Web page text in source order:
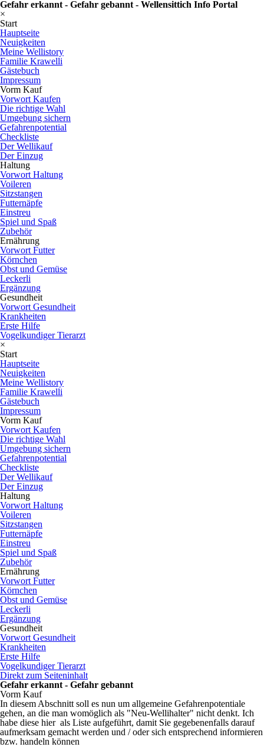
Gefahr erkannt - Gefahr gebannt - Wellensittich Info Portal
×
Start
Hauptseite
Neuigkeiten
Meine Wellistory
Familie Krawelli
Gästebuch
Impressum
Vorm Kauf
Vorwort Kaufen
Die richtige Wahl
Umgebung sichern
Gefahrenpotential
Checkliste
Der Wellikauf
Der Einzug
Haltung
Vorwort Haltung
Voileren
Sitzstangen
Futternäpfe
Einstreu
Spiel und Spaß
Zubehör
Ernährung
Vorwort Futter
Körnchen
Obst und Gemüse
Leckerli
Ergänzung
Gesundheit
Vorwort Gesundheit
Krankheiten
Erste Hilfe
Vogelkundiger Tierarzt
×
Start
Hauptseite
Neuigkeiten
Meine Wellistory
Familie Krawelli
Gästebuch
Impressum
Vorm Kauf
Vorwort Kaufen
Die richtige Wahl
Umgebung sichern
Gefahrenpotential
Checkliste
Der Wellikauf
Der Einzug
Haltung
Vorwort Haltung
Voileren
Sitzstangen
Futternäpfe
Einstreu
Spiel und Spaß
Zubehör
Ernährung
Vorwort Futter
Körnchen
Obst und Gemüse
Leckerli
Ergänzung
Gesundheit
Vorwort Gesundheit
Krankheiten
Erste Hilfe
Vogelkundiger Tierarzt
Direkt zum Seiteninhalt
Gefahr erkannt - Gefahr gebannt
Vorm Kauf
In diesem Abschnitt soll es nun um allgemeine Gefahrenpotentiale
gehen, an die man womöglich als "Neu-Wellihalter" nicht denkt. Ich
habe diese hier als Liste aufgeführt, damit Sie gegebenenfalls darauf
aufmerksam gemacht werden und / oder sich entsprechend informieren
bzw. handeln können